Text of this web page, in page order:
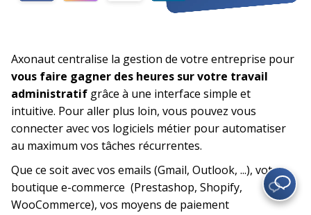
Axonaut centralise la gestion de votre entreprise pour
vous faire gagner des heures sur votre travail
administratif grâce à une interface simple et
intuitive. Pour aller plus loin, vous pouvez vous
connecter avec vos logiciels métier pour automatiser
au maximum vos tâches récurrentes.
Que ce soit avec vos emails (Gmail, Outlook, ...), votre
boutique e-commerce (Prestashop, Shopify,
WooCommerce), vos moyens de paiement